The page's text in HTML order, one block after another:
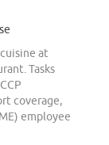
at
Tasks
coverage,
employee